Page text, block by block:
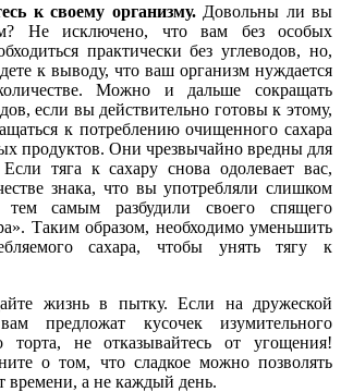
к своему организму.Довольны ли вы
Не исключено, что вам без особых
практически без углеводов, но,
к выводу, что ваш организм нуждается
Можно и дальше сокращать
если вы действительно готовы к этому,
к потреблению очищенного сахара
продуктов. Они чрезвычайно вредны для
тяга к сахару снова одолевает вас,
знака, что вы употребляли слишком
самым разбудили своего спящего
Таким образом, необходимо уменьшить
сахара, чтобы унять тягу к
жизнь в пытку. Если на дружеской
предложат кусочек изумительного
торта, не отказывайтесь от угощения!
о том, что сладкое можно позволять
времени, а не каждый день.